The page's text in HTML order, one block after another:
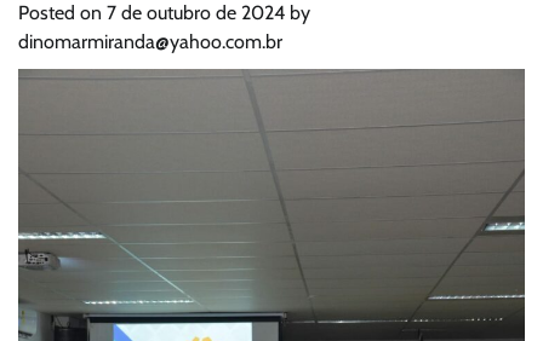
Posted on 7 de outubro de 2024 by
dinomarmiranda@yahoo.com.br